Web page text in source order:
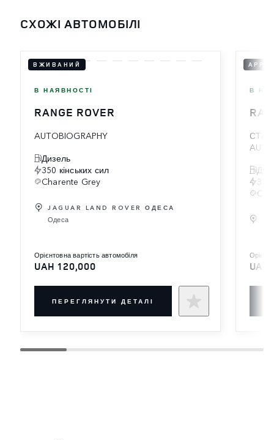
СХОЖІ АВТОМОБІЛІ
ВЖИВАНИЙ
В НАЯВНОСТІ
RANGE ROVER
AUTOBIOGRAPHY
Дизель
350 кінських сил
Charente Grey
JAGUAR LAND ROVER ОДЕСА
Одеса
орієнтовна вартість автомобіля
UAH 120,000
ПЕРЕГЛЯНУТИ ДЕТАЛІ
В
350
UAH